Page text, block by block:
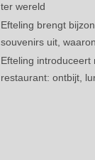
ter wereld
Efteling brengt
souvenirs uit,
Efteling introduceert
restaurant: ontbijt,